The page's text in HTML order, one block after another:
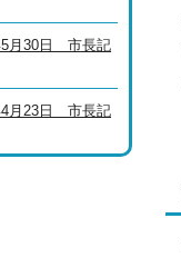
5月30日 市長記
4月23日 市長記